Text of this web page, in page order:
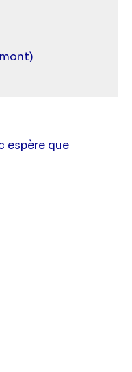
espère que